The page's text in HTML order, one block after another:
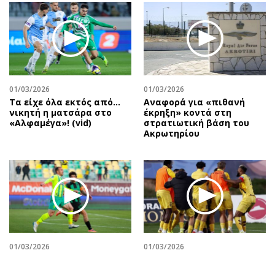
01/03/2026
Τα είχε όλα εκτός από…
νικητή η ματσάρα στο
«Αλφαμέγα»! (vid)
01/03/2026
Αναφορά για «πιθανή
έκρηξη» κοντά στη
στρατιωτική βάση του
Ακρωτηρίου
01/03/2026 01/03/2026